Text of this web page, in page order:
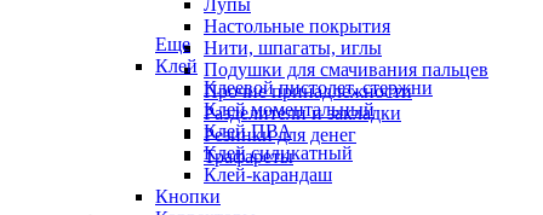
Лупы
Настольные покрытия
Нити, шпагаты, иглы
Подушки для смачивания пальцев
Прочие принадлежности
Разделители и закладки
Резинки для денег
Трафареты
Еще
Клей
Клеевой пистолет, стержни
Клей моментальный
Клей ПВА
Клей силикатный
Клей-карандаш
Кнопки